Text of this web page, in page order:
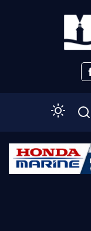
Početna